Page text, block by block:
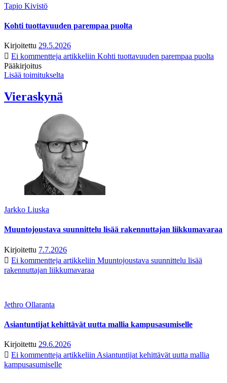
Tapio Kivistö
Kohti tuottavuuden parempaa puolta
Kirjoitettu 29.5.2026
Ei kommentteja artikkeliin Kohti tuottavuuden parempaa puolta
Pääkirjoitus
Lisää toimitukselta
Vieraskynä
Jarkko Liuska
Muuntojoustava suunnittelu lisää rakennuttajan liikkumavaraa
Kirjoitettu 7.7.2026
Ei kommentteja artikkeliin Muuntojoustava suunnittelu lisää
rakennuttajan liikkumavaraa
Jethro Ollaranta
Asiantuntijat kehittävät uutta mallia kampusasumiselle
Kirjoitettu 29.6.2026
Ei kommentteja artikkeliin Asiantuntijat kehittävät uutta mallia
kampusasumiselle